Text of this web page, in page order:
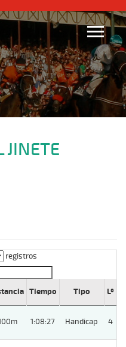
JINETE
registros
Tiempo Tipo Lº
1:08:27 Handicap 4